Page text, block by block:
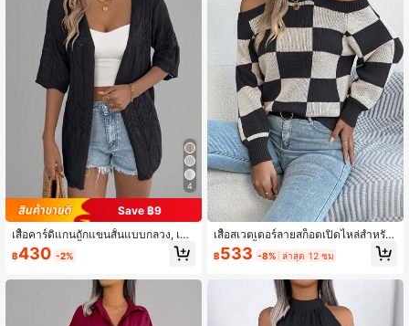
4
Save ฿9
เสื้อคาร์ดิแกนถักแขนสั้นแบบกลวง, เสื้อ
คลุมชายหาดน้ำหนักเบาสำหรับผู้หญิงสี
ดำ
฿430 -2%
เสื้อสเวตเตอร์ลายสก็อตเปิดไหล่สำหรับ
ผู้หญิง, เสื้อถักแขนยาวคอกลมสีตัดกัน
สำหรับฤดูใบไม้ร่วง/ฤดูหนาว, สไตล์ชน
฿533 -8% ล่าสุด 12 ชม